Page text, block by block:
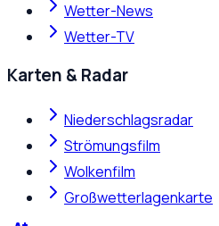
Wetter-News
Wetter-TV
Karten & Radar
Niederschlagsradar
Strömungsfilm
Wolkenfilm
Großwetterlagenkarte